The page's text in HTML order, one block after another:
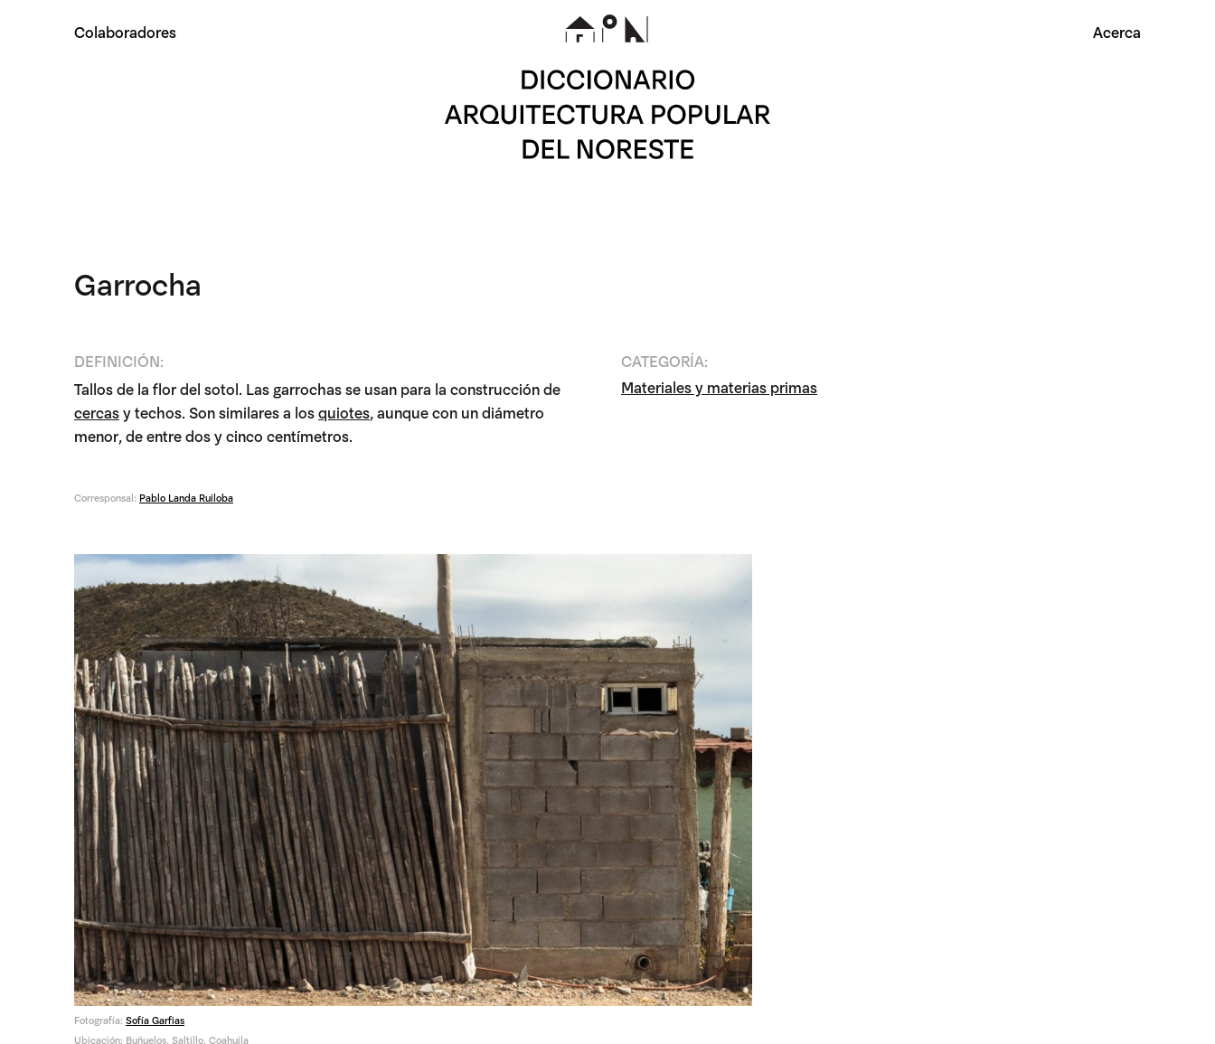
Colaboradores Acerca
Garrocha
DEFINICIÓN:
Tallos de la flor del sotol. Las garrochas se usan para la construcción de
cercasy techos. Son similares a losquiotes , aunque con un diámetro
menor, de entre dos y cinco centímetros.
CATEGORÍA:
Materiales y materias primas
Corresponsal: Pablo Landa Ruiloba
Fotografía: Sofía Garfias
Ubicación: Buñuelos, Saltillo, Coahuila